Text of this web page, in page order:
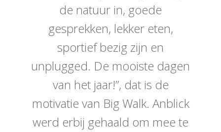
de natuur in, goede
gesprekken, lekker eten,
sportief bezig zijn en
unplugged. De mooiste dagen
van het jaar!”, dat is de
motivatie van Big Walk. Anblick
werd erbij gehaald om mee te